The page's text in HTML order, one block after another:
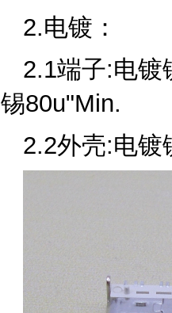
2.电镀：
2.1端子:电镀
锡80u"Min.
2.2外壳:电镀